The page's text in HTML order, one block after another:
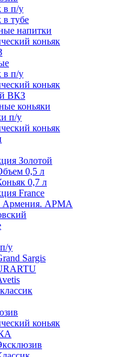
в п/у
в тубе
напитки
коньяк
в п/у
коньяк
ВКЗ
коньяки
п/у
коньяк
Золотой
0,5 л
0,7 л
France
Армения. АРМА
у
Sargis
коньяк